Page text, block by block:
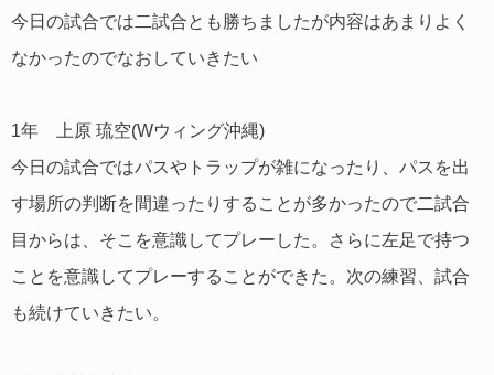
今日の試合では二試合とも勝ちましたが内容はあまりよく
なかったのでなおしていきたい
1年 上原 琉空(Wウィング沖縄)
今日の試合ではパスやトラップが雑になったり、パスを出
す場所の判断を間違ったりすることが多かったので二試合
目からは、そこを意識してプレーした。さらに左足で持つ
ことを意識してプレーすることができた。次の練習、試合
も続けていきたい。